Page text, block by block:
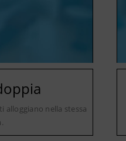
alloggiano nella stessa